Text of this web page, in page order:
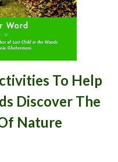
To Help
Discover The
Nature